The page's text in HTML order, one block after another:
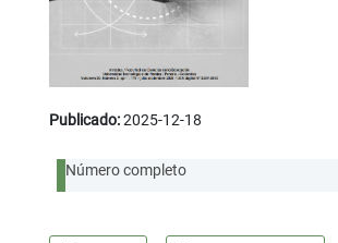
Publicado:2025-12-18
Número completo